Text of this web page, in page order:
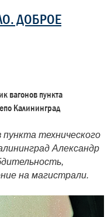
ДОБРОЕ
вагонов пункта
Калининград
технического
Александр
на магистрали.